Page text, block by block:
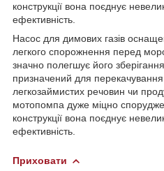
конструкції вона поєднує
ефективність.
Насос для димових газів
легкого спорожнення перед
значно полегшує його
призначений для
легкозаймистих речовин чи
мотопомпа дуже міцно
конструкції вона поєднує
ефективність.
Приховати